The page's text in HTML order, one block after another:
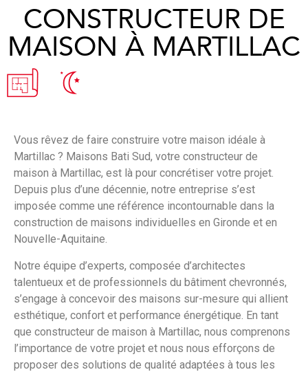
CONSTRUCTEUR DE
MAISON À MARTILLAC
Vous rêvez de faire construire votre maison idéale à
Martillac ? Maisons Bati Sud, votre constructeur de
maison à Martillac, est là pour concrétiser votre projet.
Depuis plus d’une décennie, notre entreprise s’est
imposée comme une référence incontournable dans la
construction de maisons individuelles en Gironde et en
Nouvelle-Aquitaine.
Notre équipe d’experts, composée d’architectes
talentueux et de professionnels du bâtiment chevronnés,
s’engage à concevoir des maisons sur-mesure qui allient
esthétique, confort et performance énergétique. En tant
que constructeur de maison à Martillac, nous comprenons
l’importance de votre projet et nous nous efforçons de
proposer des solutions de qualité adaptées à tous les